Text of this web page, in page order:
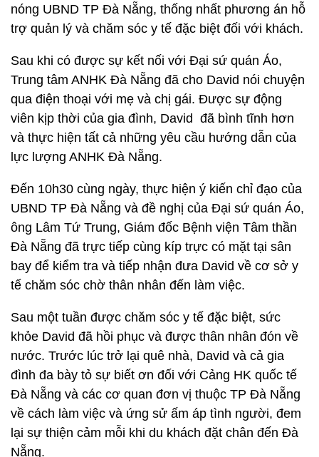
nóng UBND TP Đà Nẵng, thống nhất phương án hỗ
trợ quản lý và chăm sóc y tế đặc biệt đối với khách.
Sau khi có được sự kết nối với Đại sứ quán Áo,
Trung tâm ANHK Đà Nẵng đã cho David nói chuyện
qua điện thoại với mẹ và chị gái. Được sự động
viên kịp thời của gia đình, David đã bình tĩnh hơn
và thực hiện tất cả những yêu cầu hướng dẫn của
lực lượng ANHK Đà Nẵng.
Đến 10h30 cùng ngày, thực hiện ý kiến chỉ đạo của
UBND TP Đà Nẵng và đề nghị của Đại sứ quán Áo,
ông Lâm Tứ Trung, Giám đốc Bệnh viện Tâm thần
Đà Nẵng đã trực tiếp cùng kíp trực có mặt tại sân
bay để kiểm tra và tiếp nhận đưa David về cơ sở y
tế chăm sóc chờ thân nhân đến làm việc.
Sau một tuần được chăm sóc y tế đặc biệt, sức
khỏe David đã hồi phục và được thân nhân đón về
nước. Trước lúc trở lại quê nhà, David và cả gia
đình đa bày tỏ sự biết ơn đối với Cảng HK quốc tế
Đà Nẵng và các cơ quan đơn vị thuộc TP Đà Nẵng
về cách làm việc và ứng sử ấm áp tình người, đem
lại sự thiện cảm mỗi khi du khách đặt chân đến Đà
Nẵng.